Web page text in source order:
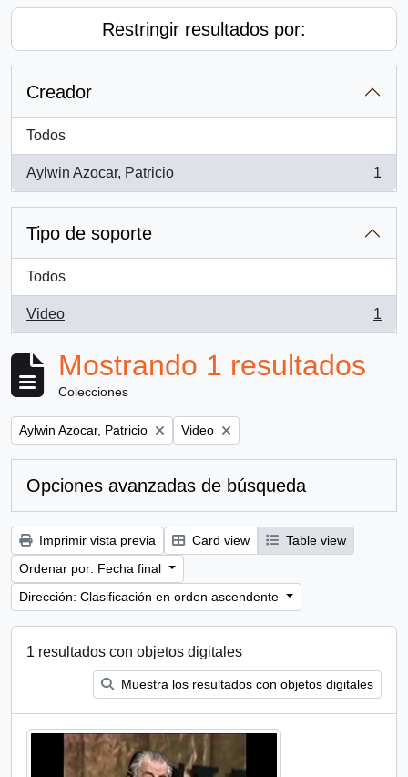
Restringir resultados por:
Creador
Todos
Aylwin Azocar, Patricio
, 1 resultados
1
Tipo de soporte
Todos
Video
, 1 resultados
1
Mostrando 1 resultados
Colecciones
Remove filter:
Aylwin Azocar, Patricio Remove filter:
Video
Opciones avanzadas de búsqueda
Imprimir vista previa Card view
Table view
Ordenar por: Fecha final
Dirección: Clasificación en orden ascendente
1 resultados con objetos digitales
Muestra los resultados con objetos digitales